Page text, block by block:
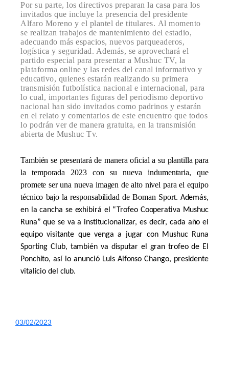
Por su parte, los directivos preparan la casa para los
invitados que incluye la presencia del presidente
Alfaro Moreno y el plantel de titulares. Al momento
se realizan trabajos de mantenimiento del estadio,
adecuando más espacios, nuevos parqueaderos,
logística y seguridad. Además, se aprovechará el
partido especial para presentar a Mushuc TV, la
plataforma online y las redes del canal informativo y
educativo, quienes estarán realizando su primera
transmisión futbolística nacional e internacional, para
lo cual, importantes figuras del periodismo deportivo
nacional han sido invitados como padrinos y estarán
en el relato y comentarios de este encuentro que todos
lo podrán ver de manera gratuita, en la transmisión
abierta de Mushuc Tv.
También se presentará de manera oficial a su plantilla para
la temporada 2023 con su nueva indumentaria, que
promete ser una nueva imagen de alto nivel para el equipo
técnico bajo la responsabilidad deBoman Sport. Además,
en la cancha se exhibirá el “Trofeo Cooperativa Mushuc
Runa” que se va a institucionalizar, es decir, cada año el
equipo visitante que venga a jugar con Mushuc Runa
Sporting Club, también va disputar el gran trofeo de El
Ponchito, así lo anunció Luis Alfonso Chango, presidente
vitalicio del club.
03/02/2023